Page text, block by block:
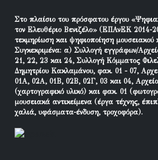
Στο πλαίσιο του πρόσφατου έργου
τον Ελευθέριο Βενιζέλο» (ΕΠΑνΕΚ 2014-
τεκμηρίωση και ψηφιοποίηση μουσειακού
Συγκεκριμένα: α) Συλλογή εγγράφων/
21, 22, 23 και 24, Συλλογή Κόμματος
Δημητρίου Κακλαμάνου, φακ. 01 - 07,
01Α, 02Α, 01Β, 02Β, 02Γ, 03 και 04,
(χαρτογραφικό υλικό) και φακ. 01
μουσειακά αντικείμενα (έργα τέχνης,
χαλιά, υφάσματα-ένδυση, τροχοφόρα).